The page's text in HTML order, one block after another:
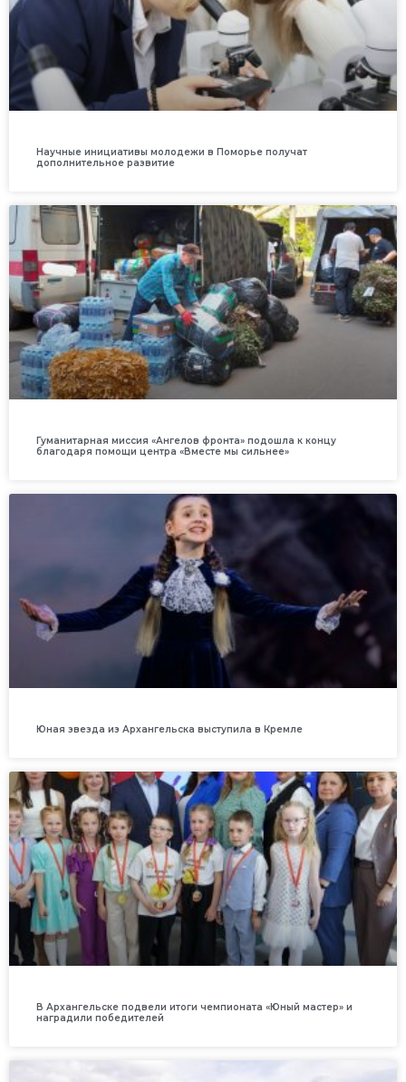
Научные инициативы молодежи в Поморье получат
дополнительное развитие
Гуманитарная миссия «Ангелов фронта» подошла к концу
благодаря помощи центра «Вместе мы сильнее»
Юная звезда из Архангельска выступила в Кремле
В Архангельске подвели итоги чемпионата «Юный мастер» и
наградили победителей